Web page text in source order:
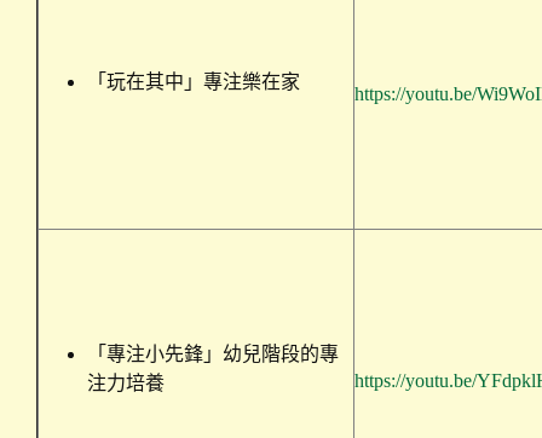
「玩在其中」專注樂在家
https://youtu.be/
「專注小先鋒」幼兒階段的專
注力培養
https://youtu.be/